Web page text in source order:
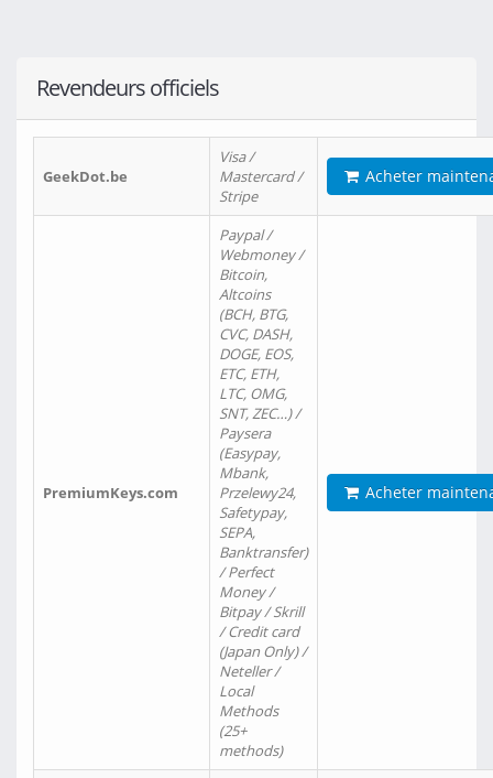
Revendeurs officiels
GeekDot.be
Visa /
Mastercard /
Stripe
Acheter
PremiumKeys.com
Paypal /
Webmoney /
Bitcoin,
Altcoins
(BCH, BTG,
CVC, DASH,
DOGE, EOS,
ETC, ETH,
LTC, OMG,
SNT, ZEC…) /
Paysera
(Easypay,
Mbank,
Przelewy24,
Safetypay,
SEPA,
Banktransfer)
/ Perfect
Money /
Bitpay / Skrill
/ Credit card
(Japan Only) /
Neteller /
Local
Methods
(25+
methods)
Acheter